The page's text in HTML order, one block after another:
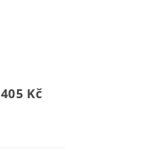
405 Kč